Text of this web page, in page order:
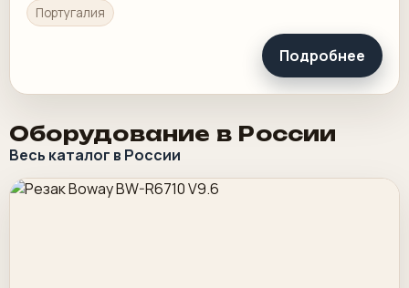
Португалия
Подробнее
Оборудование в России
Весь каталог в России